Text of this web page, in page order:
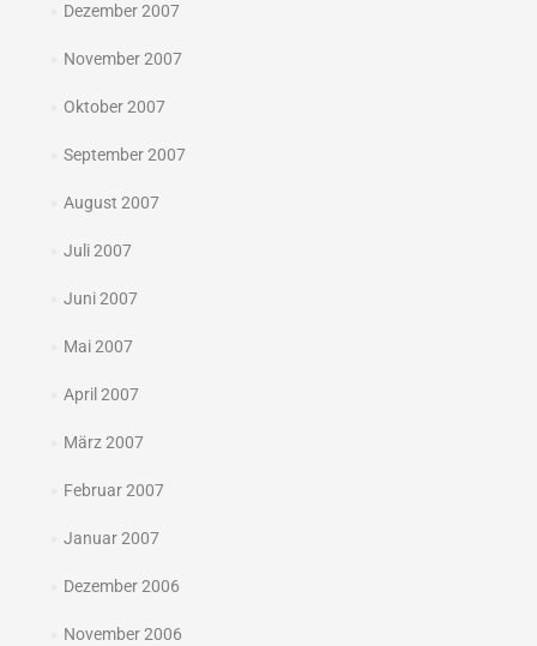
Dezember 2007
November 2007
Oktober 2007
September 2007
August 2007
Juli 2007
Juni 2007
Mai 2007
April 2007
März 2007
Februar 2007
Januar 2007
Dezember 2006
November 2006